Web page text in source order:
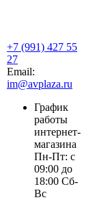
+7 (991) 427 55
27
Email:
im@avplaza.ru
График
работы
интернет-
магазина
Пн-Пт: с
09:00 до
18:00 Сб-
Вс